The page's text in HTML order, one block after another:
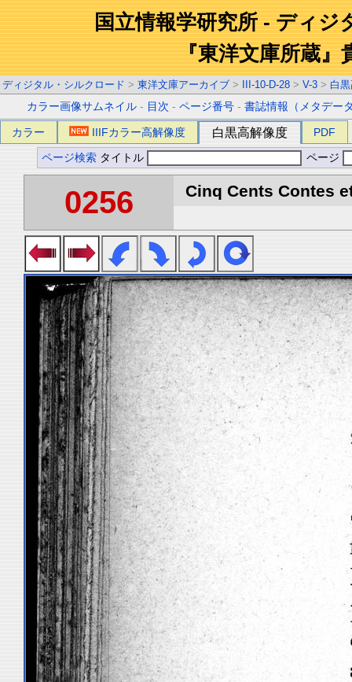
国立情報学研究所 - ディジ
『東洋文庫所蔵』
ディジタル・シルクロード > 東洋文庫アーカイブ > III-10-D-28 > V-3 > 白
カラー画像サムネイル - 目次 -ページ番号 -書誌情報（メタデー
カラー IIIFカラー高解像度 白黒高解像度 PDF
ページ検索 タイトル ページ
0256 Cinq Cents Contes